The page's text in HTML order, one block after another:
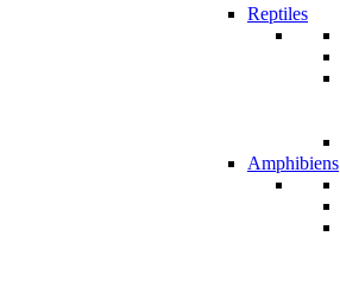
Reptiles
Amphibiens